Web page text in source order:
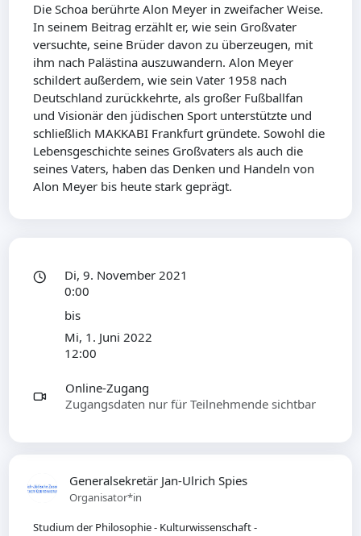
Die Schoa berührte Alon Meyer in zweifacher Weise.
In seinem Beitrag erzählt er, wie sein Großvater
versuchte, seine Brüder davon zu überzeugen, mit
ihm nach Palästina auszuwandern. Alon Meyer
schildert außerdem, wie sein Vater 1958 nach
Deutschland zurückkehrte, als großer Fußballfan
und Visionär den jüdischen Sport unterstützte und
schließlich MAKKABI Frankfurt gründete. Sowohl die
Lebensgeschichte seines Großvaters als auch die
seines Vaters, haben das Denken und Handeln von
Alon Meyer bis heute stark geprägt.
Generalsekretär Jan-Ulrich Spies
Organisator*in
Studium der Philosophie - Kulturwissenschaft -
Di, 9. November 2021
0:00
bis
Mi, 1. Juni 2022
12:00
Online-Zugang
Zugangsdaten nur für Teilnehmende sichtbar